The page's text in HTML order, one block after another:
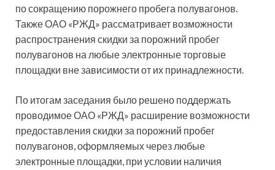
по сокращению порожнего пробега полувагонов.
Также ОАО «РЖД» рассматривает возможности
распространения скидки за порожний пробег
полувагонов на любые электронные торговые
площадки вне зависимости от их принадлежности.
По итогам заседания было решено поддержать
проводимое ОАО «РЖД» расширение возможности
предоставления скидки за порожний пробег
полувагонов, оформляемых через любые
электронные площадки, при условии наличия